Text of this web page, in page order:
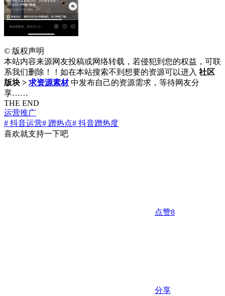
© 版权声明
本站内容来源网友投稿或网络转载，若侵犯到您的权益，可联
系我们删除！！如在本站搜索不到想要的资源可以进入 社区
版块 > 求资源素材 中发布自己的资源需求，等待网友分
享……
THE END
运营推广
# 抖音运营# 蹭热点# 抖音蹭热度
喜欢就支持一下吧
点赞8
分享